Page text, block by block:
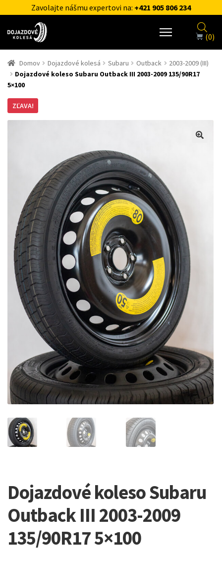
Zavolajte nášmu expertovi na: +421 905 806 234
(0)
Domov Dojazdové kolesá Subaru Outback
2003-2009 (III)
Dojazdové koleso Subaru Outback III 2003-2009 135/90R17
5×100
ZĽAVA!
Dojazdové koleso Subaru
Outback III 2003-2009
135/90R17 5×100